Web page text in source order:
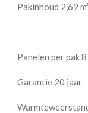
Pakinhoud 2,69 m²
Panelen per pak
Garantie 20 jaar